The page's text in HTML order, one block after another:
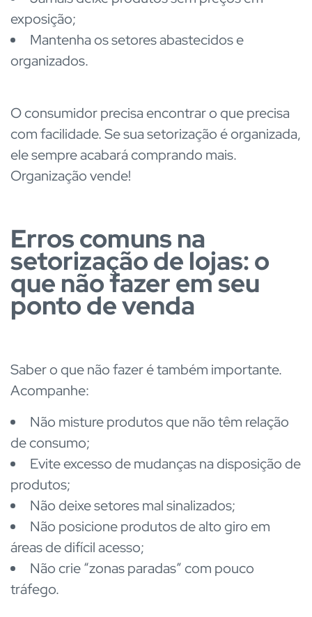
exposição;
Mantenha os setores abastecidos e
organizados.
O consumidor precisa encontrar o que precisa
com facilidade. Se sua setorização é organizada,
ele sempre acabará comprando mais.
Organização vende!
Erros comuns na
setorização de lojas: o
que não fazer em seu
ponto de venda
Saber o que não fazer é também importante.
Acompanhe:
Não misture produtos que não têm relação
de consumo;
Evite excesso de mudanças na disposição de
produtos;
Não deixe setores mal sinalizados;
Não posicione produtos de alto giro em
áreas de difícil acesso;
Não crie “zonas paradas” com pouco
tráfego.